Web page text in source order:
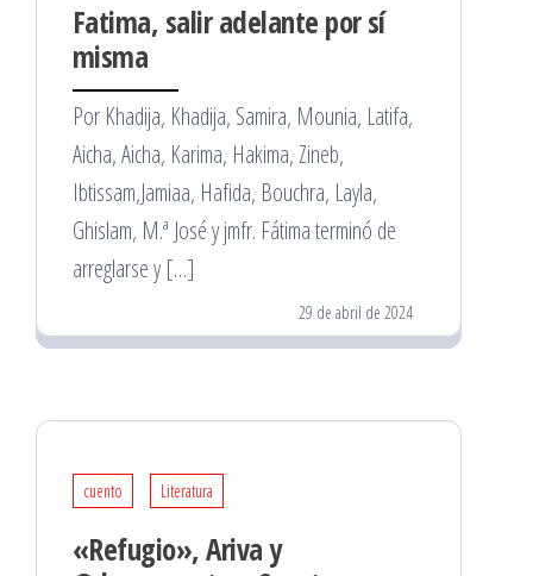
Fatima, salir adelante por sí
misma
Por Khadija, Khadija, Samira, Mounia, Latifa,
Aicha, Aicha, Karima, Hakima, Zineb,
Ibtissam,Jamiaa, Hafida, Bouchra, Layla,
Ghislam, M.ª José y jmfr. Fátima terminó de
arreglarse y […]
29 de abril de 2024
cuento Literatura
«Refugio», Ariva y